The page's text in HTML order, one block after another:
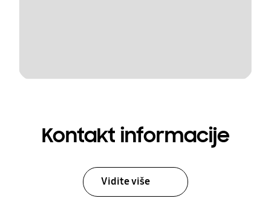
Kontakt informacije
Vidite više